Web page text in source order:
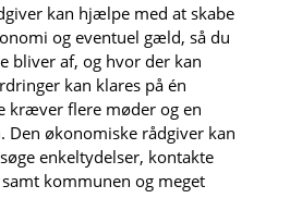
kan hjælpe med at skabe
og eventuel gæld, så du
bliver af, og hvor der kan
kan klares på én
kræver flere møder og en
Den økonomiske rådgiver kan
enkeltydelser, kontakte
kommunen og meget